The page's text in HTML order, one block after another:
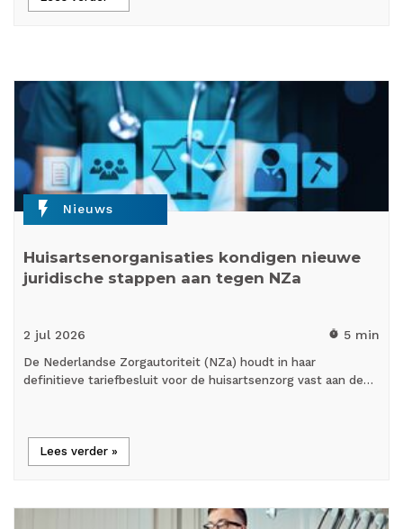
flash_on Nieuws
Huisartsenorganisaties kondigen nieuwe
juridische stappen aan tegen NZa
2 jul 2026 timer 5 min
De Nederlandse Zorgautoriteit (NZa) houdt in haar
definitieve tariefbesluit voor de huisartsenzorg vast aan de…
Lees verder »